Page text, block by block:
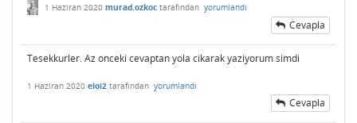
1 Haziran 2020 murad.ozkoc tarafından yorumlandı
Cevapla
Tesekkurler. Az onceki cevaptan yola cikarak yaziyorum simdi
1 Haziran 2020 eloi2 tarafından yorumlandı
Cevapla